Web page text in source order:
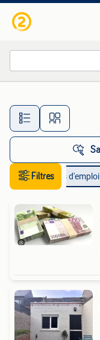
FiltresOffres d'emploi